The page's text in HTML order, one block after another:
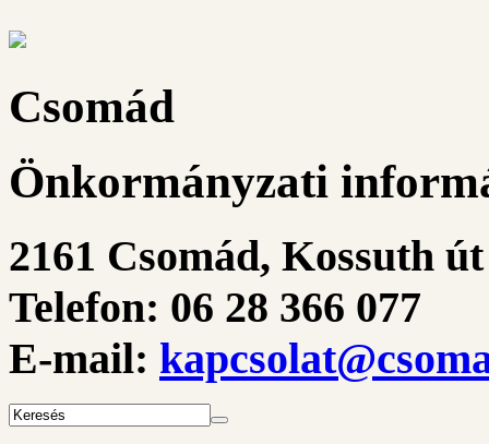
Csomád
Önkormányzati
2161 Csomád, Kossuth
Telefon: 06 28 366 077
E-mail: